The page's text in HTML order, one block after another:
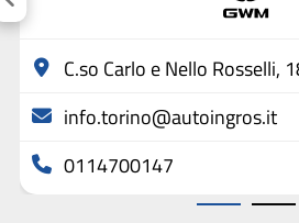
C.so Carlo e Nello Rosselli,
info.torino@autoingros.it
0114700147